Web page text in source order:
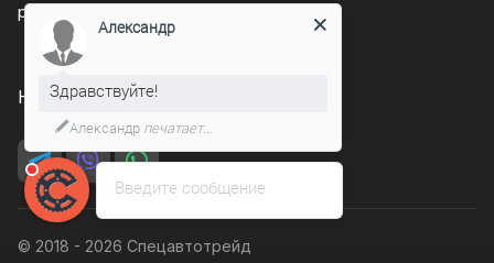
podarovdr@specautotrade.pro
Нижний Новгород, Чаадаева д.10к
© 2018 - 2026 Спецавтотрейд
Введите сообщение
Александр
Здравствуйте!
Александр печатает...